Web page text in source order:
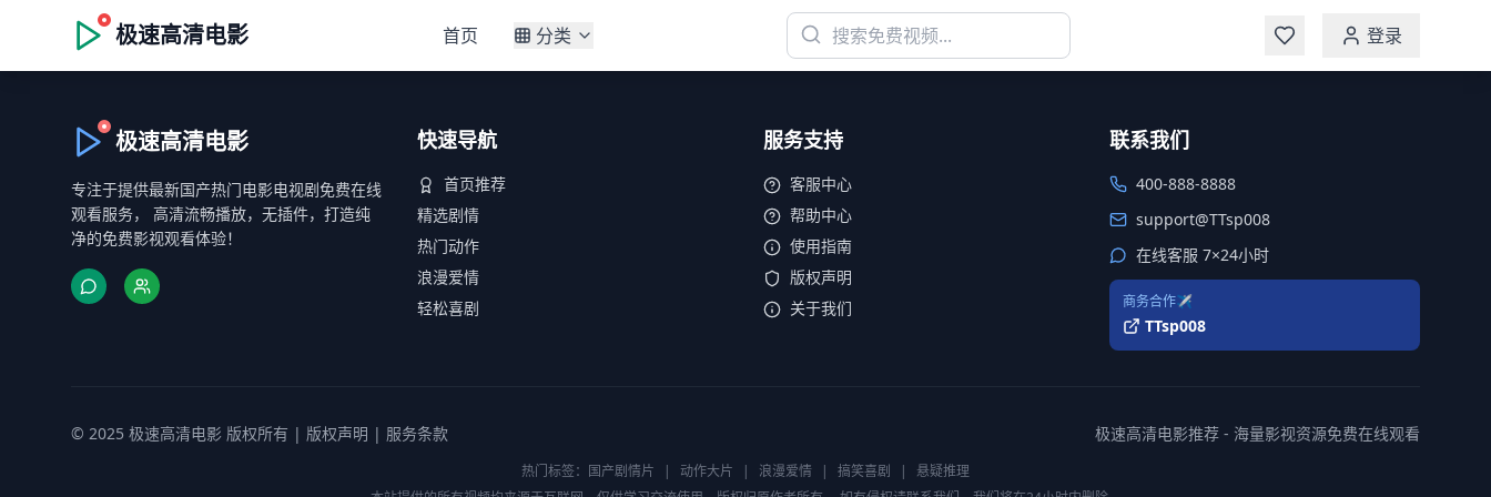
极速高清电影 首页 分类 登录
极速高清电影
专注于提供最新国产热门电影电视剧免费在线
观看服务， 高清流畅播放，无插件，打造纯
净的免费影视观看体验！
快速导航
首页推荐
精选剧情
热门动作
浪漫爱情
轻松喜剧
服务支持
客服中心
帮助中心
使用指南
版权声明
关于我们
联系我们
400-888-8888
support@TTsp008
在线客服 7×24小时
商务合作✈️
TTsp008
© 2025 极速高清电影 版权所有 | 版权声明 | 服务条款 极速高清电影推荐 - 海量影视资源免费在线观看
热门标签： 国产剧情片 | 动作大片 | 浪漫爱情 | 搞笑喜剧 |
悬疑推理